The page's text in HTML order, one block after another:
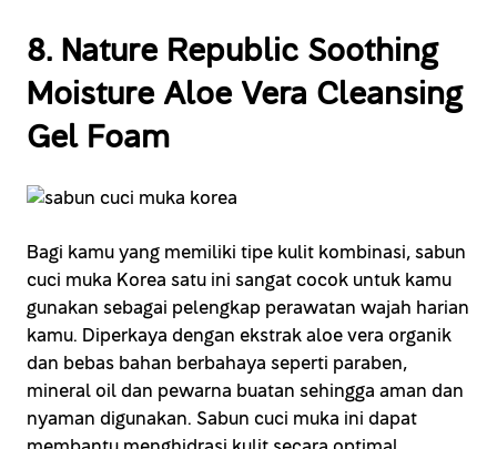
8. Nature Republic Soothing
Moisture Aloe Vera Cleansing
Gel Foam
Bagi kamu yang memiliki tipe kulit kombinasi, sabun
cuci muka Korea satu ini sangat cocok untuk kamu
gunakan sebagai pelengkap perawatan wajah harian
kamu. Diperkaya dengan ekstrak aloe vera organik
dan bebas bahan berbahaya seperti paraben,
mineral oil dan pewarna buatan sehingga aman dan
nyaman digunakan. Sabun cuci muka ini dapat